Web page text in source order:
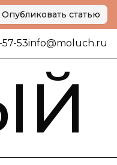
Опубликовать статью
53info@moluch.ru